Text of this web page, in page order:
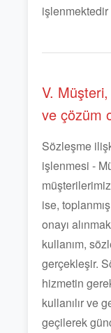
işlenmektedir
V.
ve çözüm
Sözleşme
işlenmesi -
ise,
onayı
kullanım,
gerçekleşir.
hizmetin
kullanılır ve
geçilerek